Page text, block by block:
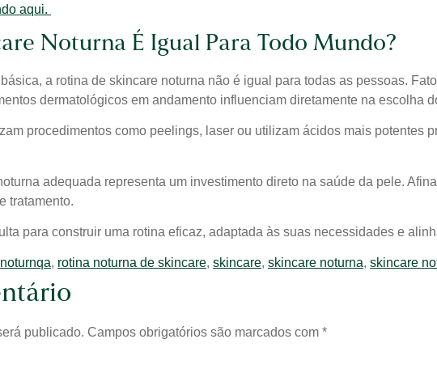
aqui.
Noturna É Igual Para Todo Mundo?
a rotina de skincare noturna não é igual para todas as pessoas.
dermatológicos em andamento influenciam diretamente na escolha
procedimentos como peelings, laser ou utilizam ácidos mais potentes
adequada representa um investimento direto na saúde da pele.
tratamento.
para construir uma rotina eficaz, adaptada às suas necessidades e
, rotina noturna de skincare, skincare, skincare noturna, skincare
publicado. Campos obrigatórios são marcados com *